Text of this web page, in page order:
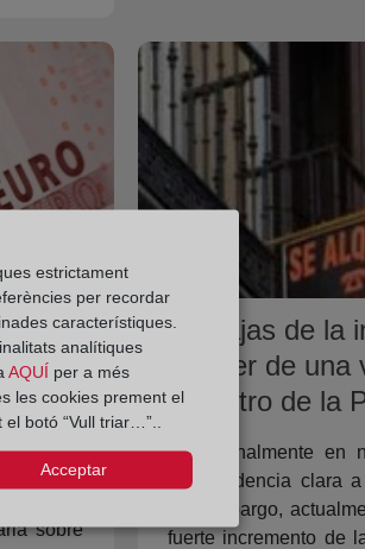
recae
sobre
Ventajas de la
alquiler de
Registro de la
Tradicionalmente en
una tendencia clara
Sin embargo,
fuerte incremento de
estrictament
per recordar
característiques.
analítiques
AQUÍ per a més
les cookies prement el
botó “Vull triar…”..
Acceptar